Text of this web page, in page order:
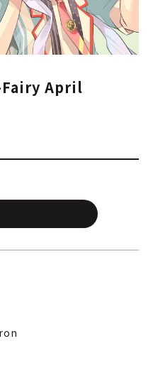
-Fairy April